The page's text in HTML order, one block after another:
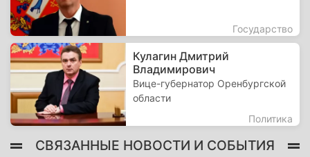
Государство
Кулагин Дмитрий
Владимирович
Вице-губернатор Оренбургской
области
Политика
СВЯЗАННЫЕ НОВОСТИ И СОБЫТИЯ